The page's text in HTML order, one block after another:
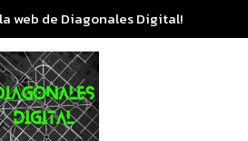
web de Diagonales Digital!